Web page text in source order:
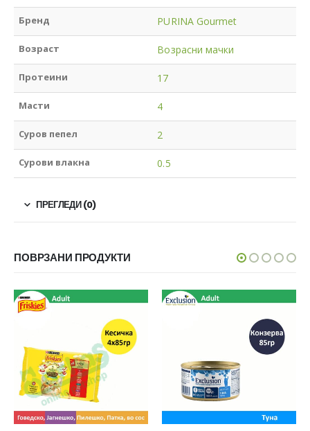
Бренд PURINA Gourmet
Возраст Возрасни мачки
Протеини 17
Масти 4
Суров пепел 2
Сурови влакна 0.5
ПРЕГЛЕДИ (0)
ПОВРЗАНИ ПРОДУКТИ